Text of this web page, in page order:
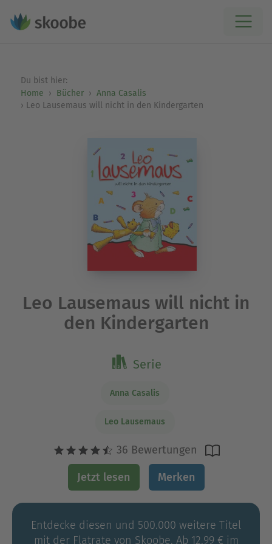
Du bist hier:
Home
Bücher
Anna Casalis
Leo Lausemaus will nicht in den Kindergarten
Leo Lausemaus will nicht in
den Kindergarten
Serie
Anna Casalis
Leo Lausemaus
36 Bewertungen
Jetzt lesen Merken
Entdecke diesen und 500.000 weitere Titel
mit der Flatrate von Skoobe. Ab 12,99 € im